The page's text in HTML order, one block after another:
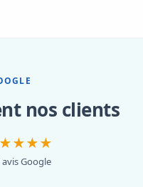
nos clients
avis Google